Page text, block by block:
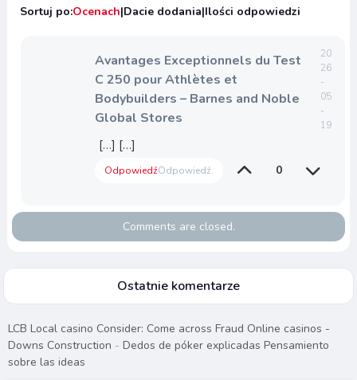
Sortuj po:Ocenach|Dacie dodania|Ilości odpowiedzi
Avantages Exceptionnels du Test
C 250 pour Athlètes et
Bodybuilders – Barnes and Noble
Global Stores
20
26
-
05
-
19
[…] […]
OdpowiedźOdpowiedź. 0
Comments are closed.
Ostatnie komentarze
LCB Local casino Consider: Come across Fraud Online casinos -
Downs Construction -Dedos de póker explicadas Pensamiento
sobre las ideas